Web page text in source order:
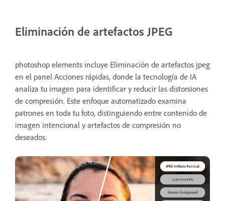
Eliminación de artefactos JPEG
photoshop elements incluye Eliminación de artefactos jpeg
en el panel Acciones rápidas, donde la tecnología de IA
analiza tu imagen para identificar y reducir las distorsiones
de compresión. Este enfoque automatizado examina
patrones en toda tu foto, distinguiendo entre contenido de
imagen intencional y artefactos de compresión no
deseados.